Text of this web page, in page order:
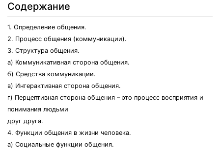
Содержание
1. Определение общения.
2. Процесс общения (коммуникации).
3. Структура общения.
а) Коммуникативная сторона общения.
б) Средства коммуникации.
в) Интерактивная сторона общения.
г) Перцептивная сторона общения – это процесс восприятия и
понимания людьми
друг друга.
4. Функции общения в жизни человека.
а) Социальные функции общения.